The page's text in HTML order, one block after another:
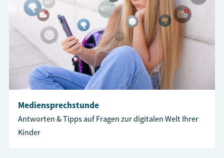
Mediensprechstunde
Antworten & Tipps auf Fragen zur digitalen Welt Ihrer
Kinder